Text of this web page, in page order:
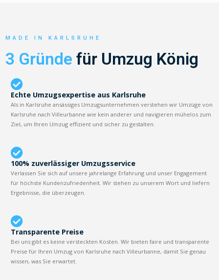
MADE IN KARLSRUHE
3 Gründe für Umzug König
Echte Umzugsexpertise aus Karlsruhe
Als in Karlsruhe ansässiges Umzugsunternehmen verstehen wir Umzüge von
Karlsruhe nach Villeurbanne wie kein anderer und navigieren mühelos zum
Ziel, um Ihren Umzug effizient und sicher zu gestalten.
100% zuverlässiger Umzugsservice
Verlassen Sie sich auf unsere jahrelange Erfahrung und unser Engagement
für höchste Kundenzufriedenheit. Wir stehen zu unserem Wort und liefern
Ergebnisse, die überzeugen.
Transparente Preise
Bei uns gibt es keine versteckten Kosten. Wir bieten faire und transparente
Preise für Ihren Umzug von Karlsruhe nach Villeurbanne, damit Sie genau
wissen, was Sie erwartet.